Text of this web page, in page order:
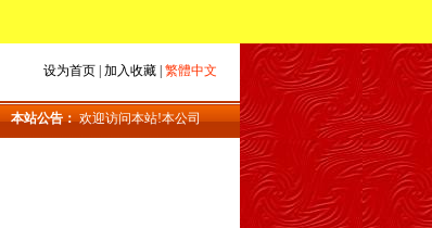
设为首页| 加入收藏| 繁體中文
本站公告： 欢迎访问本站!本公司主要产品：地磅_上海地磅_地磅维修